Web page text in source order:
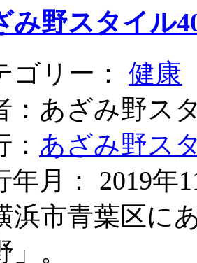
み野スタイル
ゴリー： 健康
：あざみ野ス
あざみ野ス
年月： 2019年
浜市青葉区に
」。